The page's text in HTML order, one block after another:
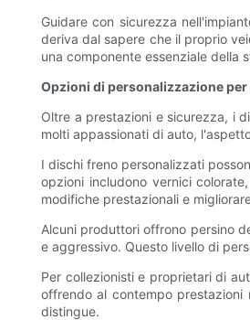
Guidare con sicurezza
deriva dal sapere che il proprio
una componente essenziale della
Opzioni di personalizzazione
Oltre a prestazioni e sicurezza, i
molti appassionati di auto,
I dischi freno personalizzati
opzioni includono vernici
modifiche prestazionali e
Alcuni produttori offrono persino
e aggressivo. Questo livello di
Per collezionisti e proprietari di
offrendo al contempo
distingue.